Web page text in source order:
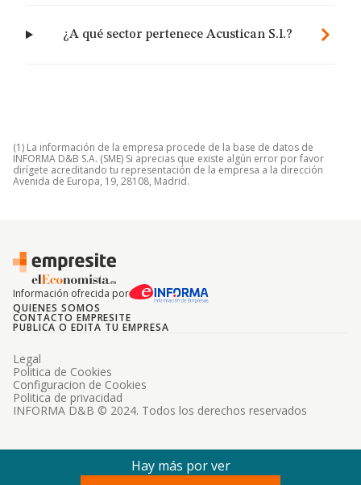
¿A qué sector pertenece Acustican S.l.?
(1) La información de la empresa procede de la base de datos de
INFORMA D&B S.A. (SME) Si aprecias que existe algún error por favor
dirígete acreditando tu representación de la empresa a la dirección
Avenida de Europa, 19, 28108, Madrid.
Información ofrecida por
QUIENES SOMOS
CONTACTO EMPRESITE
PUBLICA O EDITA TU EMPRESA
INFORMA D&B © 2024. Todos los derechos reservados
Legal
Politica de Cookies
Configuracion de Cookies
Politica de privacidad
Hay más por ver